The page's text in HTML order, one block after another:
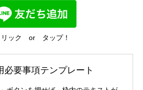
リック or タップ！
必要事項テンプレート